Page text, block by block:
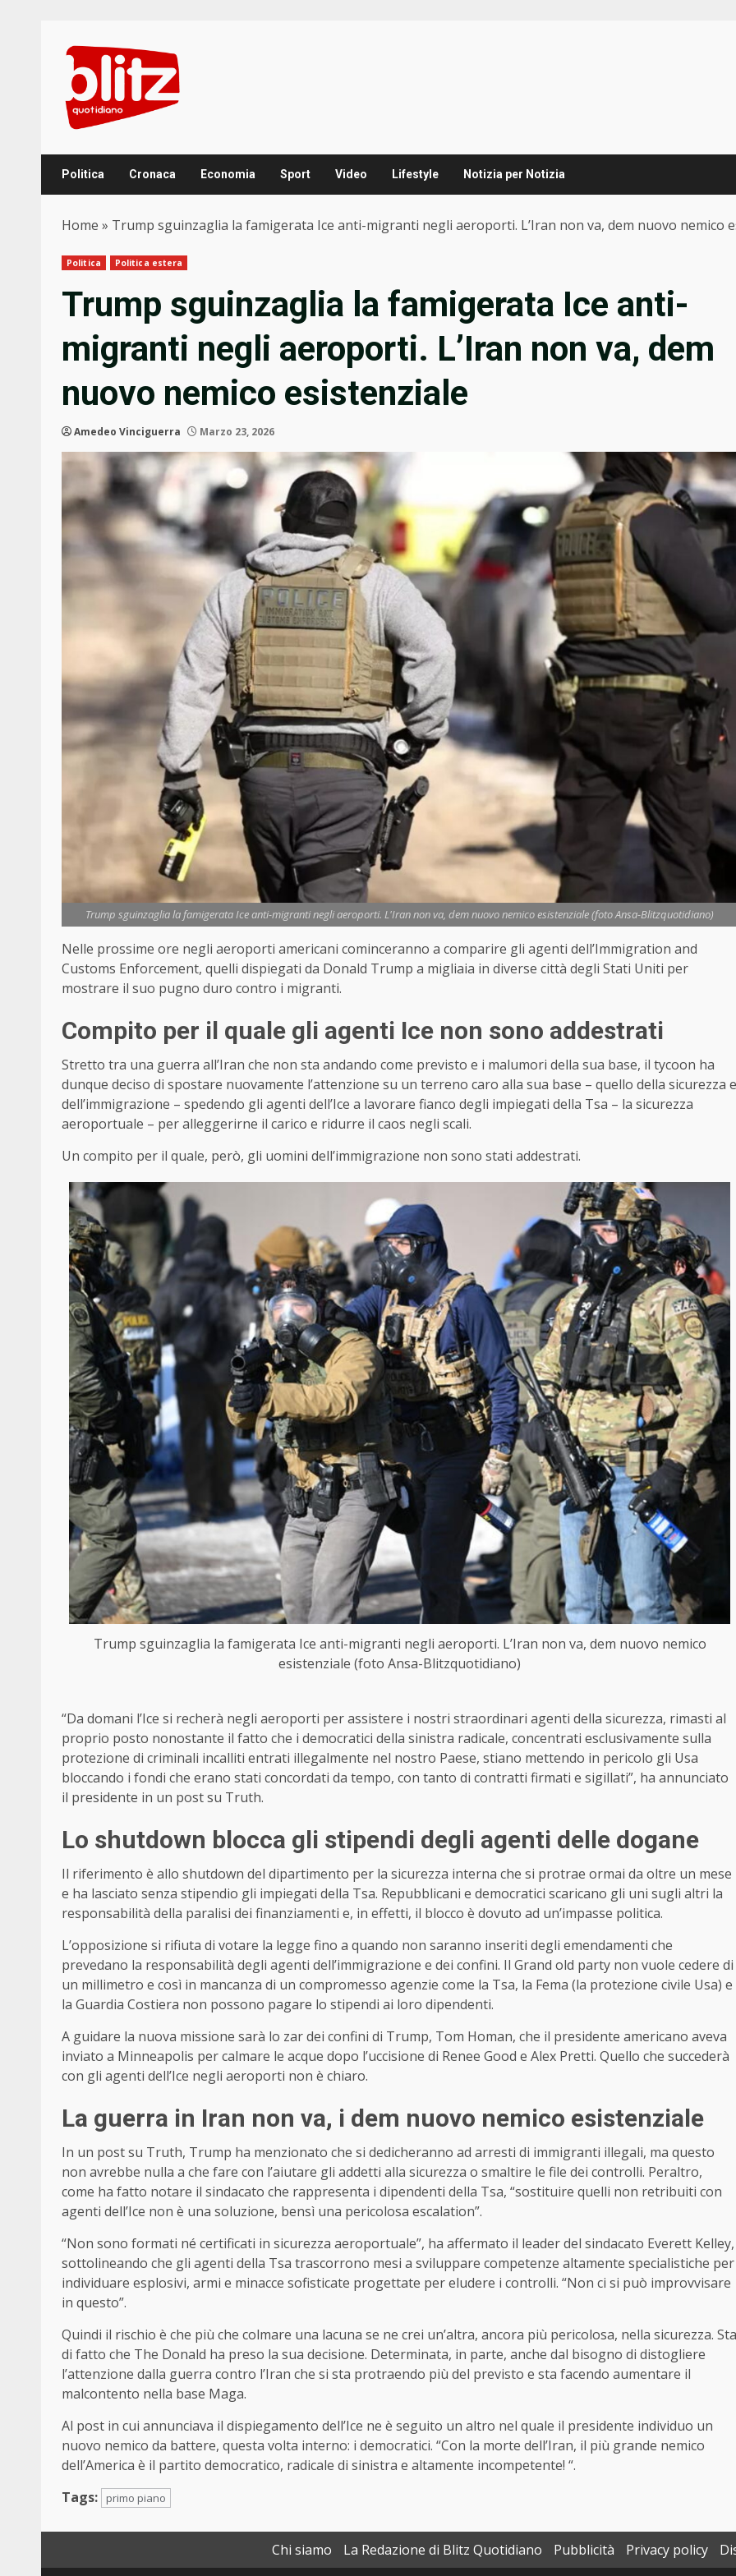
content
Politica Cronaca Economia Sport Video Lifestyle Notizia per Notizia
Home » Trump sguinzaglia la famigerata Ice anti-migranti negli aeroporti. L’Iran non va, dem nuovo nemico
Politica Politica estera
Trump sguinzaglia la famigerata Ice anti-
migranti negli aeroporti. L’Iran non va, dem
nuovo nemico esistenziale
Amedeo Vinciguerra Marzo 23, 2026
Trump sguinzaglia la famigerata Ice anti-migranti negli aeroporti. L'Iran non va, dem nuovo nemico esistenziale (foto Ansa-Blitzquotidiano)
Nelle prossime ore negli aeroporti americani cominceranno a comparire gli agenti dell’Immigration and
Customs Enforcement, quelli dispiegati da Donald Trump a migliaia in diverse città degli Stati Uniti per
mostrare il suo pugno duro contro i migranti.
Compito per il quale gli agenti Ice non sono addestrati
Stretto tra una guerra all’Iran che non sta andando come previsto e i malumori della sua base, il tycoon ha
dunque deciso di spostare nuovamente l’attenzione su un terreno caro alla sua base – quello della sicurezza e
dell’immigrazione – spedendo gli agenti dell’Ice a lavorare fianco degli impiegati della Tsa – la sicurezza
aeroportuale – per alleggerirne il carico e ridurre il caos negli scali.
Un compito per il quale, però, gli uomini dell’immigrazione non sono stati addestrati.
Trump sguinzaglia la famigerata Ice anti-migranti negli aeroporti. L’Iran non va, dem nuovo nemico
esistenziale (foto Ansa-Blitzquotidiano)
“Da domani l’Ice si recherà negli aeroporti per assistere i nostri straordinari agenti della sicurezza, rimasti al
proprio posto nonostante il fatto che i democratici della sinistra radicale, concentrati esclusivamente sulla
protezione di criminali incalliti entrati illegalmente nel nostro Paese, stiano mettendo in pericolo gli Usa
bloccando i fondi che erano stati concordati da tempo, con tanto di contratti firmati e sigillati”, ha annunciato
il presidente in un post su Truth.
Lo shutdown blocca gli stipendi degli agenti delle dogane
Il riferimento è allo shutdown del dipartimento per la sicurezza interna che si protrae ormai da oltre un mese
e ha lasciato senza stipendio gli impiegati della Tsa. Repubblicani e democratici scaricano gli uni sugli altri la
responsabilità della paralisi dei finanziamenti e, in effetti, il blocco è dovuto ad un’impasse politica.
L’opposizione si rifiuta di votare la legge fino a quando non saranno inseriti degli emendamenti che
prevedano la responsabilità degli agenti dell’immigrazione e dei confini. Il Grand old party non vuole cedere di
un millimetro e così in mancanza di un compromesso agenzie come la Tsa, la Fema (la protezione civile Usa) e
la Guardia Costiera non possono pagare lo stipendi ai loro dipendenti.
A guidare la nuova missione sarà lo zar dei confini di Trump, Tom Homan, che il presidente americano aveva
inviato a Minneapolis per calmare le acque dopo l’uccisione di Renee Good e Alex Pretti. Quello che succederà
con gli agenti dell’Ice negli aeroporti non è chiaro.
La guerra in Iran non va, i dem nuovo nemico esistenziale
In un post su Truth, Trump ha menzionato che si dedicheranno ad arresti di immigranti illegali, ma questo
non avrebbe nulla a che fare con l’aiutare gli addetti alla sicurezza o smaltire le file dei controlli. Peraltro,
come ha fatto notare il sindacato che rappresenta i dipendenti della Tsa, “sostituire quelli non retribuiti con
agenti dell’Ice non è una soluzione, bensì una pericolosa escalation”.
“Non sono formati né certificati in sicurezza aeroportuale”, ha affermato il leader del sindacato Everett Kelley,
sottolineando che gli agenti della Tsa trascorrono mesi a sviluppare competenze altamente specialistiche per
individuare esplosivi, armi e minacce sofisticate progettate per eludere i controlli. “Non ci si può improvvisare
in questo”.
Quindi il rischio è che più che colmare una lacuna se ne crei un’altra, ancora più pericolosa, nella sicurezza. Sta
di fatto che The Donald ha preso la sua decisione. Determinata, in parte, anche dal bisogno di distogliere
l’attenzione dalla guerra contro l’Iran che si sta protraendo più del previsto e sta facendo aumentare il
malcontento nella base Maga.
Al post in cui annunciava il dispiegamento dell’Ice ne è seguito un altro nel quale il presidente individuo un
nuovo nemico da battere, questa volta interno: i democratici. “Con la morte dell’Iran, il più grande nemico
dell’America è il partito democratico, radicale di sinistra e altamente incompetente! “.
Tags:
primo piano
Chi siamo La Redazione di Blitz Quotidiano Pubblicità Privacy policy